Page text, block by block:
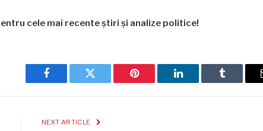
cele mai recente știri și analize politice!
Facebook Twitter Pinterest LinkedIn Tumblr
NEXT ARTICLE